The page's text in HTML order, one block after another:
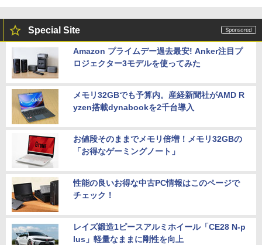
Special Site
Amazon プライムデー過去最安! Anker注目プ
ロジェクター3モデルを使ってみた
メモリ32GBでも予算内。産経新聞社がAMD R
yzen搭載dynabookを2千台導入
お値段そのままでメモリ倍増！メモリ32GBの
「お得なゲーミングノート」
性能の良いお得な中古PC情報はこのページで
チェック！
レイズ鍛造1ピースアルミホイール「CE28 N-p
lus」軽量なままに剛性を向上